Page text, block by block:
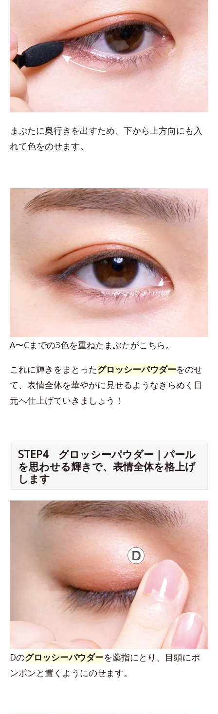
まぶたに奥行きを出すため、下から上方向にも入
れて色をのせます。
A〜Cまでの3色を重ねたまぶたがこちら。
これに輝きをまとったグロッシーパウダーをのせ
て、表情全体を華やかに見せるようなきらめく目
元へ仕上げていきましょう！
STEP4 グロッシーパウダー｜パール
を思わせる輝きで、表情全体を格上げ
します
Dのグロッシーパウダーを薬指にとり、目頭にポ
ンポンと置くようにのせます。